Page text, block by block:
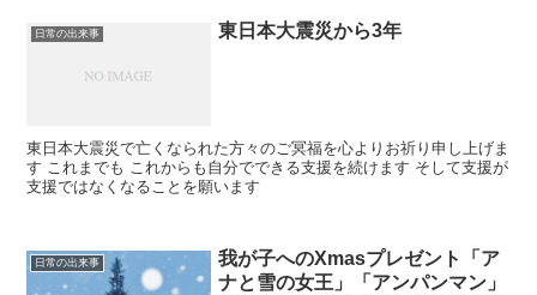
日常の出来事 東日本大震災から3年
東日本大震災で亡くなられた方々のご冥福を心よりお祈り申し上げま
す これまでも これからも自分でできる支援を続けます そして支援が
支援ではなくなることを願います
日常の出来事
我が子へのXmasプレゼント「ア
ナと雪の女王」「アンパンマン」